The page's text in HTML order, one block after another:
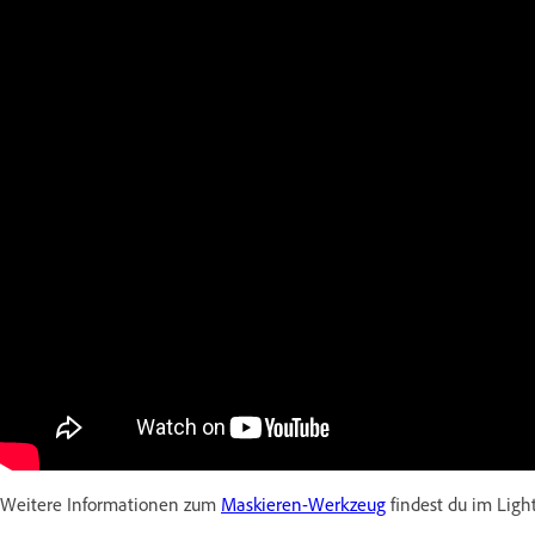
Weitere Informationen zum Maskieren-Werkzeug findest du im